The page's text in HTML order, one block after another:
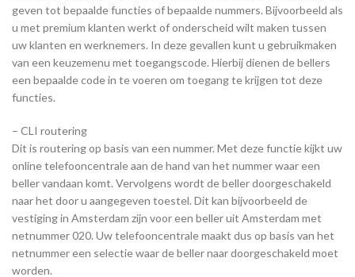
geven tot bepaalde functies of bepaalde nummers. Bijvoorbeeld als
u met premium klanten werkt of onderscheid wilt maken tussen
uw klanten en werknemers. In deze gevallen kunt u gebruikmaken
van een keuzemenu met toegangscode. Hierbij dienen de bellers
een bepaalde code in te voeren om toegang te krijgen tot deze
functies.
– CLI routering
Dit is routering op basis van een nummer. Met deze functie kijkt uw
online telefooncentrale aan de hand van het nummer waar een
beller vandaan komt. Vervolgens wordt de beller doorgeschakeld
naar het door u aangegeven toestel. Dit kan bijvoorbeeld de
vestiging in Amsterdam zijn voor een beller uit Amsterdam met
netnummer 020. Uw telefooncentrale maakt dus op basis van het
netnummer een selectie waar de beller naar doorgeschakeld moet
worden.